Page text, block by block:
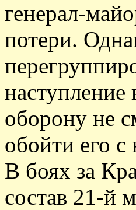
генерал-
потери.
оборону не
обойти его с
В боях за
состав 21-й